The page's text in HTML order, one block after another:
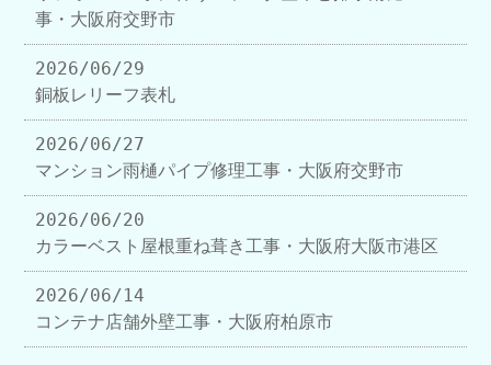
事・大阪府交野市
2026/06/29
銅板レリーフ表札
2026/06/27
マンション雨樋パイプ修理工事・大阪府交野市
2026/06/20
カラーベスト屋根重ね葺き工事・大阪府大阪市港区
2026/06/14
コンテナ店舗外壁工事・大阪府柏原市